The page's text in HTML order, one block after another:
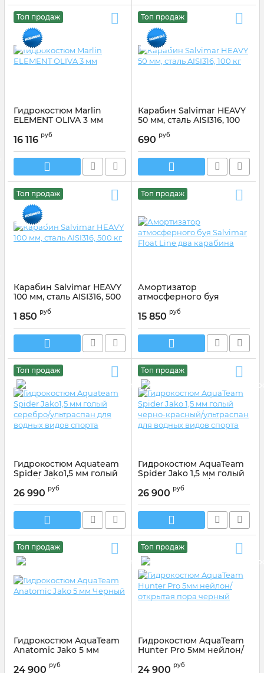
Топ продаж
Гидрокостюм Marlin
ELEMENT OLIVA 3 мм
217256
16 116 руб
Топ продаж
Карабин Salvimar HEAVY
50 мм, сталь AISI316, 100
Артикул:
690 руб
Топ продаж
Карабин Salvimar HEAVY
100 мм, сталь AISI316, 500
Артикул:
1 850 руб
Топ продаж
Амортизатор
атмосферного буя
Salvimar Float Line два
карабина
Артикул:400507
15 850 руб
Топ продаж
Гидрокостюм Aquateam
Spider Jako1,5 мм голый
серебро/ультраспан для
водных видов спорта
Артикул:AT01ЛМS
26 990 руб
Топ продаж
Гидрокостюм AquaTeam
Spider Jako 1,5 мм голый
черно-красный/
ультраспан для водных
Артикул:AT01ЛМS
26 900 руб
Топ продаж
Гидрокостюм AquaTeam
Anatomic Jako 5 мм
Артикул:AT01P1
24 900 руб
Топ продаж
Гидрокостюм AquaTeam
Hunter Pro 5мм нейлон/
открытая пора черный
24 900 руб